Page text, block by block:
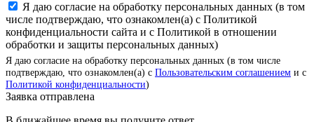
Я даю согласие на обработку персональных данных (в том
числе подтверждаю, что ознакомлен(а) с Политикой
конфиденциальности сайта и с Политикой в отношении
обработки и защиты персональных данных)
Я даю согласие на обработку персональных данных (в том числе
подтверждаю, что ознакомлен(а) с Пользовательским соглашением и с
Политикой конфиденциальности)
Заявка отправлена